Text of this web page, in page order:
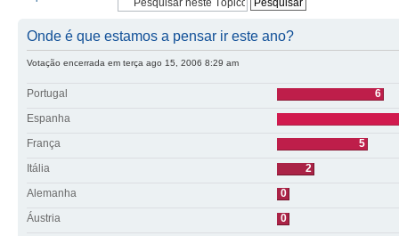
Onde é que estamos a pensar ir este ano?
Votação encerrada em terça ago 15, 2006 8:29 am
Portugal
6
Espanha
França
5
Itália
2
Alemanha
0
Áustria
0